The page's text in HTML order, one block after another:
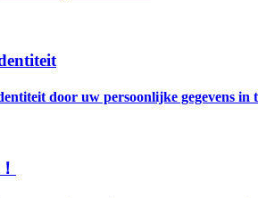
handelsinformatie, enz.
door uw persoonlijke gegevens in